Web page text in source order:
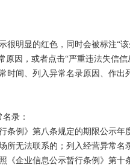
务的企业，申请恢复正常记载
个工作日内作出移出决定，恢复
作假的企业更正其公示的信息
当自查实之日起5个工作日内作
办法》的有关规定，企业对被
政管理部门提出书面申请并提
面告知申请人。
很明显的红色，同时会被标注“该
原因，或者点击“严重违法失信信
时间、列入异常名录原因、作出
录：
条例》第八条规定的期限公示年
所无法联系的；列入经营异常名
《企业信息公示暂行条例》第十